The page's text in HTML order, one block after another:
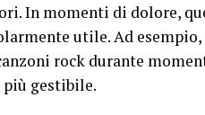
In momenti di dolore,
utile. Ad
rock durante
più gestibile.